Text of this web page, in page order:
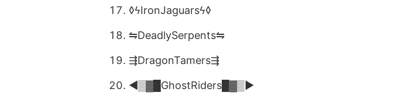
◊ϟIronJaguarsϟ◊
⇋DeadlySerpents⇋
⇶DragonTamers⇶
◄▒▓█GhostRiders█▓▒►